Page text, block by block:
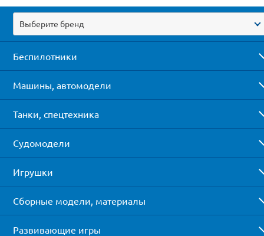
Выберите бренд
Беспилотники
Машины, автомодели
Танки, спецтехника
Судомодели
Игрушки
Сборные модели, материалы
Развивающие игры